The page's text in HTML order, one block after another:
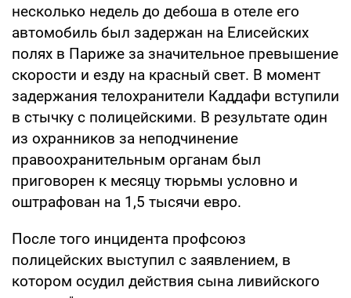
несколько недель до дебоша в отеле его
автомобиль был задержан на Елисейских
полях в Париже за значительное превышение
скорости и езду на красный свет. В момент
задержания телохранители Каддафи вступили
в стычку с полицейскими. В результате один
из охранников за неподчинение
правоохранительным органам был
приговорен к месяцу тюрьмы условно и
оштрафован на 1,5 тысячи евро.
После того инцидента профсоюз
полицейских выступил с заявлением, в
котором осудил действия сына ливийского